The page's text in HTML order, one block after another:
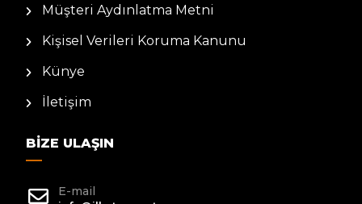
Müşteri Aydınlatma Metni
Kişisel Verileri Koruma Kanunu
Künye
İletişim
BIZE ULAŞIN
E-mail